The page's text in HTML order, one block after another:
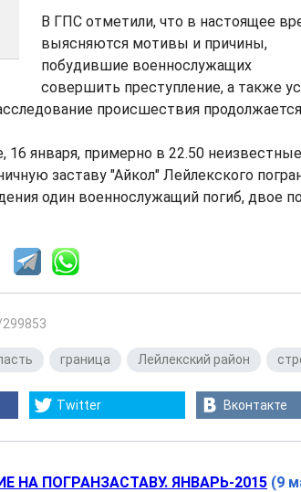
В ГПС отметили, что в настоящее
выясняются мотивы и причины,
побудившие военнослужащих
совершить преступление, а также
происшествия
16 января, примерно в 22.50
заставу "Айкол" Лейлекского
один военнослужащий погиб, двое
граница Лейлекский район
Twitter Вконтакте
НА ПОГРАНЗАСТАВУ. ЯНВАРЬ-2015 (9